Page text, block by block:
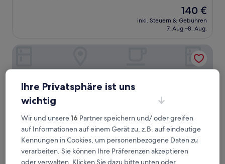
Der
Preis
beträgt
140 €
inkl. Steuern & Gebühren
7. Aug.–8. Aug.
Ihre Privatsphäre ist uns
wichtig
Wir und unsere16 Partner speichern und/ oder greifen
auf Informationen auf einem Gerät zu, z.B. auf eindeutige
Kennungen in Cookies, um personenbezogene Daten zu
verarbeiten. Sie können Ihre Präferenzen akzeptieren
oder verwalten. Klicken Sie dazu bitte unten oder